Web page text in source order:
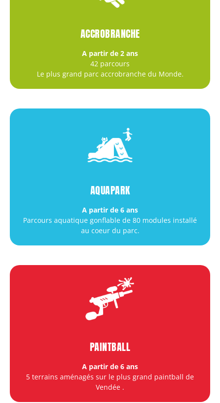
ACCROBRANCHE
A partir de 2 ans
42 parcours
Le plus grand parc accrobranche du Monde.
AQUAPARK
A partir de 6 ans
Parcours aquatique gonflable de 80 modules installé
au coeur du parc.
PAINTBALL
A partir de 6 ans
5 terrains aménagés sur le plus grand paintball de
Vendée .